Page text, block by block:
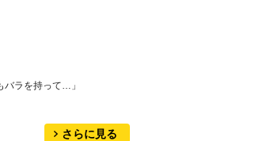
バラを持って…」
さらに見る